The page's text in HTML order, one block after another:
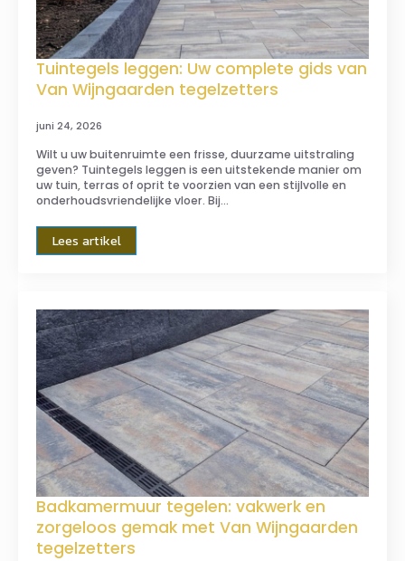
Tuintegels leggen: Uw complete gids van
Van Wijngaarden tegelzetters
juni 24, 2026
Wilt u uw buitenruimte een frisse, duurzame uitstraling
geven? Tuintegels leggen is een uitstekende manier om
uw tuin, terras of oprit te voorzien van een stijlvolle en
onderhoudsvriendelijke vloer. Bij…
Lees artikel
Badkamermuur tegelen: vakwerk en
zorgeloos gemak met Van Wijngaarden
tegelzetters